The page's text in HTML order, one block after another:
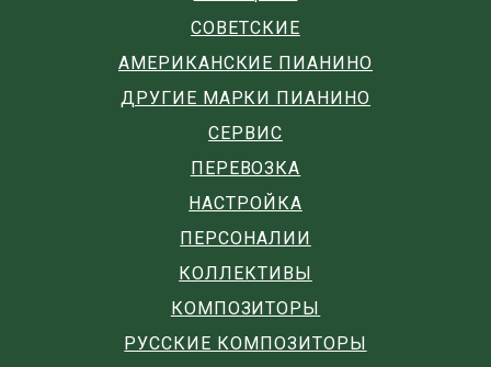
СОВЕТСКИЕ
АМЕРИКАНСКИЕ ПИАНИНО
ДРУГИЕ МАРКИ ПИАНИНО
СЕРВИС
ПЕРЕВОЗКА
НАСТРОЙКА
ПЕРСОНАЛИИ
КОЛЛЕКТИВЫ
КОМПОЗИТОРЫ
РУССКИЕ КОМПОЗИТОРЫ